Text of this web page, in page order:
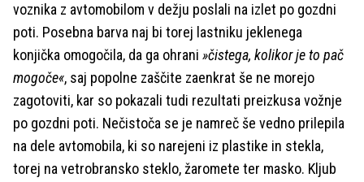
voznika z avtomobilom v dežju poslali na izlet po gozdni
poti. Posebna barva naj bi torej lastniku jeklenega
konjička omogočila, da ga ohrani »čistega, kolikor je to pač
mogoče«, saj popolne zaščite zaenkrat še ne morejo
zagotoviti, kar so pokazali tudi rezultati preizkusa vožnje
po gozdni poti. Nečistoča se je namreč še vedno prilepila
na dele avtomobila, ki so narejeni iz plastike in stekla,
torej na vetrobransko steklo, žaromete ter masko. Kljub